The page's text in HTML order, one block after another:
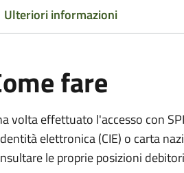
Ulteriori informazioni
fare
volta effettuato l'accesso con
elettronica (CIE) o carta
le proprie posizioni